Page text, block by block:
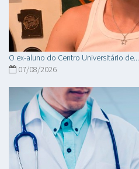
O ex-aluno do Centro Universitário de...
07/08/2026